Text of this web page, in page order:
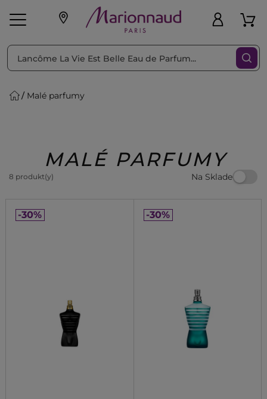
pleť Líčenie
Beauty
Malé parfumy
MALÉ PARFUMY
8 produkt(y) Na Sklade
Triediť podľa Filtrovať
-30% -30%